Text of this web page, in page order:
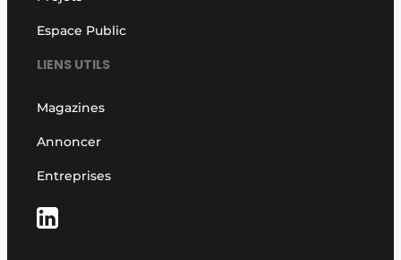
Espace Public
LIENS UTILS
Magazines
Annoncer
Entreprises